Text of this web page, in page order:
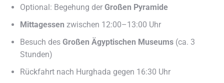
Optional: Begehung der Großen Pyramide
Mittagessen zwischen 12:00–13:00 Uhr
Besuch des Großen Ägyptischen Museums (ca. 3
Stunden)
Rückfahrt nach Hurghada gegen 16:30 Uhr